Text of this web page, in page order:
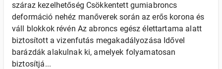
száraz kezelhetőség Csökkentett gumiabroncs
deformáció nehéz manőverek során az erős korona és
váll blokkok révén Az abroncs egész élettartama alatt
biztosított a vizenfutás megakadályozása Idővel
barázdák alakulnak ki, amelyek folyamatosan
biztosítjá...